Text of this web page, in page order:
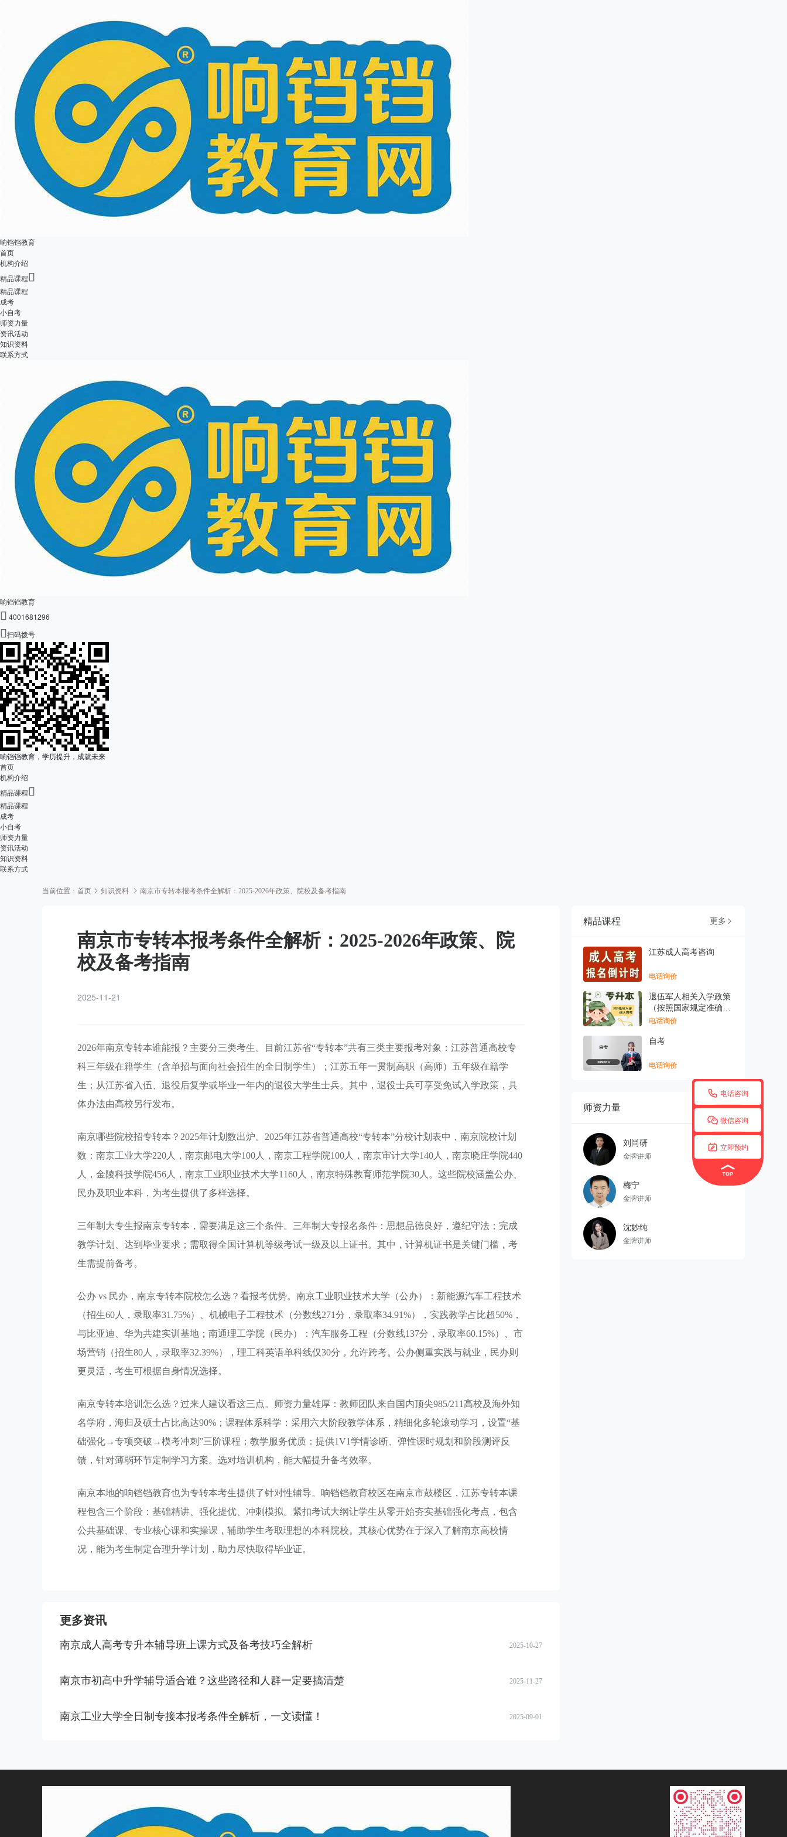
响铛铛教育
首页
机构介绍
精品课程
精品课程
成考
小自考
师资力量
资讯活动
知识资料
联系方式
响铛铛教育
 4001681296
扫码拨号
响铛铛教育，学历提升，成就未来
首页
机构介绍
精品课程
精品课程
成考
小自考
师资力量
资讯活动
知识资料
联系方式
 电话咨询
 微信咨询
 立即预约
当前位置： 首页 知识资料 南京市专转本报考条件全解析：2025-2026年政策、院校及备考指南
南京市专转本报考条件全解析：2025-2026年政策、院
校及备考指南
2025-11-21
2026年南京专转本谁能报？主要分三类考生。目前江苏省“专转本”共有三类主要报考对象：江苏普通高校专
科三年级在籍学生（含单招与面向社会招生的全日制学生）；江苏五年一贯制高职（高师）五年级在籍学
生；从江苏省入伍、退役后复学或毕业一年内的退役大学生士兵。其中，退役士兵可享受免试入学政策，具
体办法由高校另行发布。
南京哪些院校招专转本？2025年计划数出炉。2025年江苏省普通高校“专转本”分校计划表中，南京院校计划
数：南京工业大学220人，南京邮电大学100人，南京工程学院100人，南京审计大学140人，南京晓庄学院440
人，金陵科技学院456人，南京工业职业技术大学1160人，南京特殊教育师范学院30人。这些院校涵盖公办、
民办及职业本科，为考生提供了多样选择。
三年制大专生报南京专转本，需要满足这三个条件。三年制大专报名条件：思想品德良好，遵纪守法；完成
教学计划、达到毕业要求；需取得全国计算机等级考试一级及以上证书。其中，计算机证书是关键门槛，考
生需提前备考。
公办 vs 民办，南京专转本院校怎么选？看报考优势。南京工业职业技术大学（公办）：新能源汽车工程技术
（招生60人，录取率31.75%）、机械电子工程技术（分数线271分，录取率34.91%），实践教学占比超50%，
与比亚迪、华为共建实训基地；南通理工学院（民办）：汽车服务工程（分数线137分，录取率60.15%）、市
场营销（招生80人，录取率32.39%），理工科英语单科线仅30分，允许跨考。公办侧重实践与就业，民办则
更灵活，考生可根据自身情况选择。
南京专转本培训怎么选？过来人建议看这三点。师资力量雄厚：教师团队来自国内顶尖985/211高校及海外知
名学府，海归及硕士占比高达90%；课程体系科学：采用六大阶段教学体系，精细化多轮滚动学习，设置“基
础强化→专项突破→模考冲刺”三阶课程；教学服务优质：提供1V1学情诊断、弹性课时规划和阶段测评反
馈，针对薄弱环节定制学习方案。选对培训机构，能大幅提升备考效率。
南京本地的响铛铛教育也为专转本考生提供了针对性辅导。响铛铛教育校区在南京市鼓楼区，江苏专转本课
程包含三个阶段：基础精讲、强化提优、冲刺模拟。紧扣考试大纲让学生从零开始夯实基础强化考点，包含
公共基础课、专业核心课和实操课，辅助学生考取理想的本科院校。其核心优势在于深入了解南京高校情
况，能为考生制定合理升学计划，助力尽快取得毕业证。
更多资讯
南京成人高考专升本辅导班上课方式及备考技巧全解析 2025-10-27
南京市初高中升学辅导适合谁？这些路径和人群一定要搞清楚 2025-11-27
南京工业大学全日制专接本报考条件全解析，一文读懂！ 2025-09-01
精品课程 更多 
江苏成人高考咨询
电话询价
退伍军人相关入学政策
（按照国家规定准确表
述
电话询价
自考
电话询价
师资力量 更多
刘尚研
金牌讲师
梅宁
金牌讲师
沈妙纯
金牌讲师